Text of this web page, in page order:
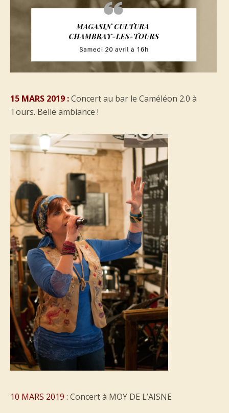
15 MARS 2019 :Concert au bar le Caméléon 2.0 à
Tours. Belle ambiance !
10 MARS 2019 : Concert à MOY DE L’AISNE